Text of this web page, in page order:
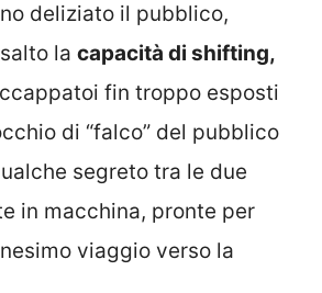
deliziato il pubblico,
la capacità di shifting,
fin troppo esposti
di “falco” del pubblico
segreto tra le due
in macchina, pronte per
viaggio verso la